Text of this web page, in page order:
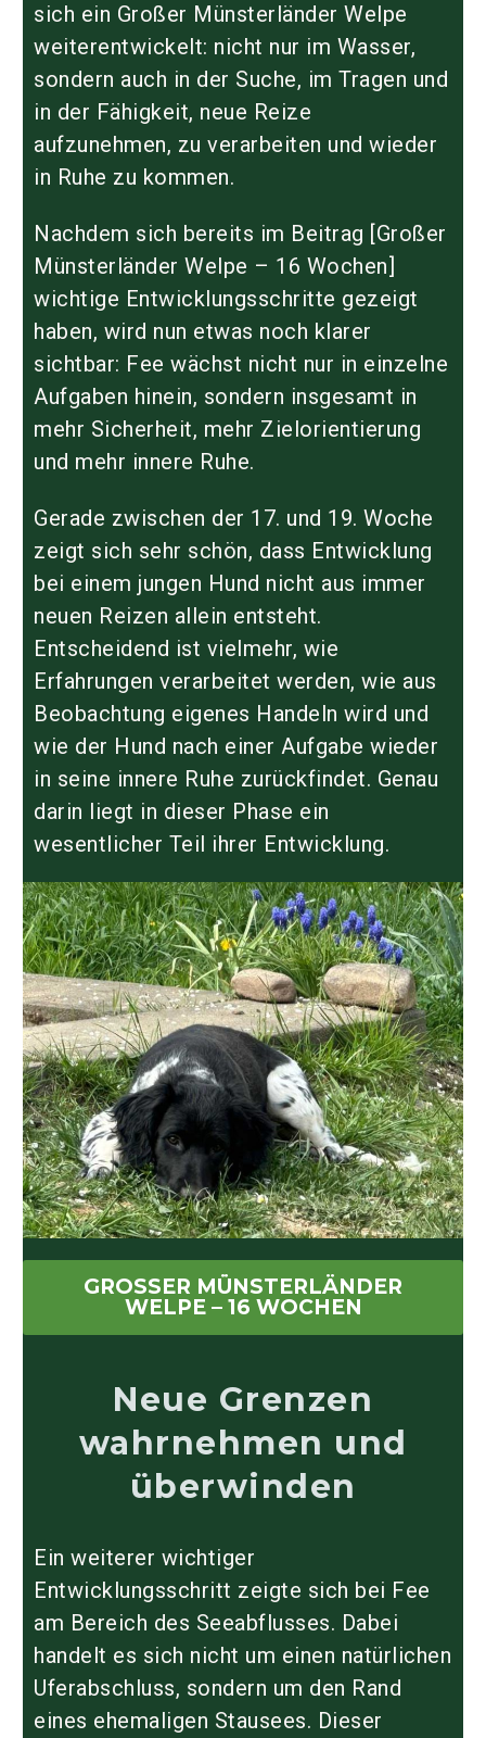
sich ein Großer Münsterländer Welpe
weiterentwickelt: nicht nur im Wasser,
sondern auch in der Suche, im Tragen und
in der Fähigkeit, neue Reize
aufzunehmen, zu verarbeiten und wieder
in Ruhe zu kommen.
Nachdem sich bereits im Beitrag [Großer
Münsterländer Welpe – 16 Wochen]
wichtige Entwicklungsschritte gezeigt
haben, wird nun etwas noch klarer
sichtbar: Fee wächst nicht nur in einzelne
Aufgaben hinein, sondern insgesamt in
mehr Sicherheit, mehr Zielorientierung
und mehr innere Ruhe.
Gerade zwischen der 17. und 19. Woche
zeigt sich sehr schön, dass Entwicklung
bei einem jungen Hund nicht aus immer
neuen Reizen allein entsteht.
Entscheidend ist vielmehr, wie
Erfahrungen verarbeitet werden, wie aus
Beobachtung eigenes Handeln wird und
wie der Hund nach einer Aufgabe wieder
in seine innere Ruhe zurückfindet. Genau
darin liegt in dieser Phase ein
wesentlicher Teil ihrer Entwicklung.
GROSSER MÜNSTERLÄNDER W
ELPE – 16 WOCHEN
Neue Grenzen
wahrnehmen und
überwinden
Ein weiterer wichtiger
Entwicklungsschritt zeigte sich bei Fee
am Bereich des Seeabflusses. Dabei
handelt es sich nicht um einen natürlichen
Uferabschluss, sondern um den Rand
eines ehemaligen Stausees. Dieser